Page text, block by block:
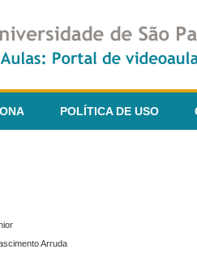
POLÍTICA DE USO
Arruda